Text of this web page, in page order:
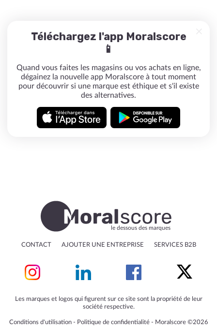
Téléchargez l'app Moralscore
📱
Quand vous faites les magasins ou vos achats en ligne,
dégainez la nouvelle app Moralscore à tout moment
pour découvrir si une marque est éthique et s'il existe
des alternatives.
le dessous des marques
CONTACT AJOUTER UNE ENTREPRISE SERVICES B2B
Les marques et logos qui figurent sur ce site sont la propriété de leur
société respective.
Conditions d'utilisation‐ Politique de confidentialité‐ Moralscore ©2026